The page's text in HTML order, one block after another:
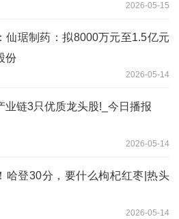
2026-05-15
仙琚制药：拟8000万元至1.5亿元
份
2026-05-14
业链3只优质龙头股!_今日播报
2026-05-14
哈登30分，要什么枸杞红枣|热头
2026-05-14